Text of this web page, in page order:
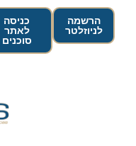
הרשמה
לניוזלטר
כניסה
לאתר
סוכנים